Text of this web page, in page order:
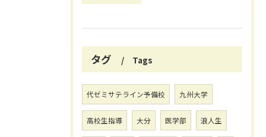
タグ Tags
代ゼミサテライン予備校 九州大学
高校生指導 大分 医学部 浪人生